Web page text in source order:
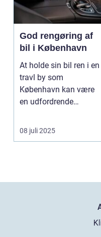
God rengøring af
bil i København
At holde sin bil ren i en
travl by som
København kan være
en udfordrende
08 juli 2025